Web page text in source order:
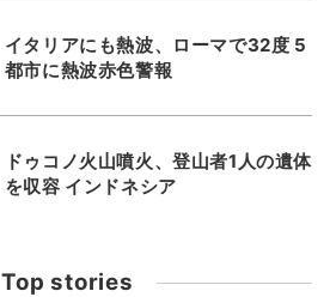
イタリアにも熱波、ローマで32度 5
都市に熱波赤色警報
ドゥコノ火山噴火、登山者1人の遺体
を収容 インドネシア
Top stories